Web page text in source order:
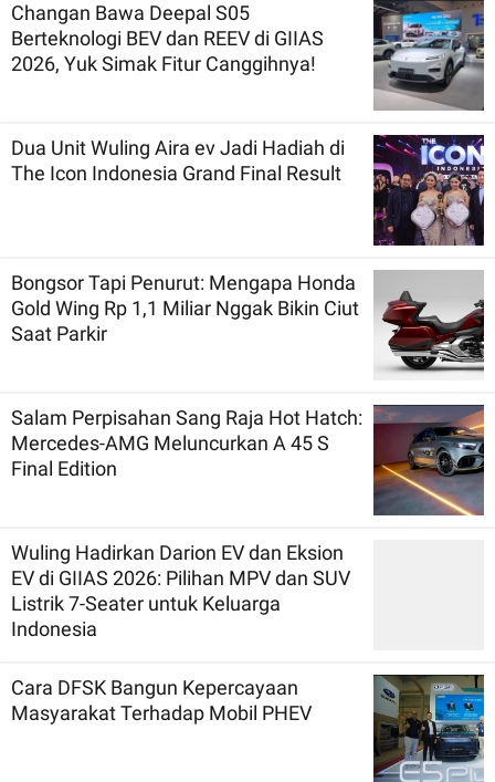
Changan Bawa Deepal S05
Berteknologi BEV dan REEV di GIIAS
2026, Yuk Simak Fitur Canggihnya!
Dua Unit Wuling Aira ev Jadi Hadiah di
The Icon Indonesia Grand Final Result
Bongsor Tapi Penurut: Mengapa Honda
Gold Wing Rp 1,1 Miliar Nggak Bikin Ciut
Saat Parkir
Salam Perpisahan Sang Raja Hot Hatch:
Mercedes-AMG Meluncurkan A 45 S
Final Edition
Wuling Hadirkan Darion EV dan Eksion
EV di GIIAS 2026: Pilihan MPV dan SUV
Listrik 7-Seater untuk Keluarga
Indonesia
Cara DFSK Bangun Kepercayaan
Masyarakat Terhadap Mobil PHEV